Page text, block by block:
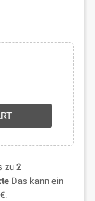
zu 2
Das kann ein
.